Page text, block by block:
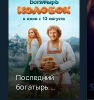
Последний
богатырь.
Колобок (2026)